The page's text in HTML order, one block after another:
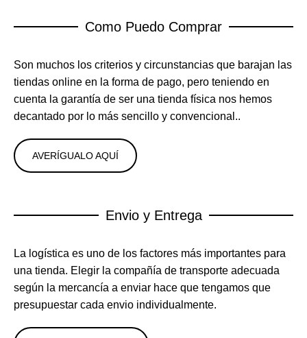
Como Puedo Comprar
Son muchos los criterios y circunstancias que barajan las
tiendas online en la forma de pago, pero teniendo en
cuenta la garantía de ser una tienda física nos hemos
decantado por lo más sencillo y convencional..
AVERÍGUALO AQUÍ
Envio y Entrega
La logística es uno de los factores más importantes para
una tienda. Elegir la compañía de transporte adecuada
según la mercancía a enviar hace que tengamos que
presupuestar cada envio individualmente.